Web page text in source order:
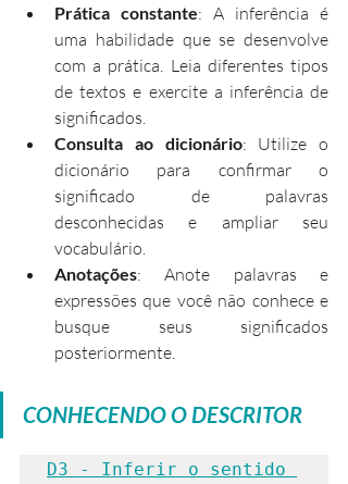
Prática constante: A inferência é
uma habilidade que se desenvolve
com a prática. Leia diferentes tipos
de textos e exercite a inferência de
significados.
Consulta ao dicionário: Utilize o
dicionário para confirmar o
significado de palavras
desconhecidas e ampliar seu
vocabulário.
Anotações: Anote palavras e
expressões que você não conhece e
busque seus significados
posteriormente.
CONHECENDO O DESCRITOR
D3 - Inferir o sentido